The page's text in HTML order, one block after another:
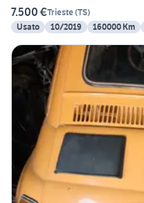
7.500 €Trieste(TS)
Usato
10/2019 160000 Km